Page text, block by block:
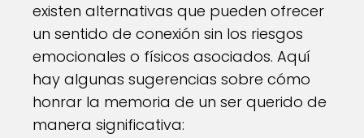
existen alternativas que pueden ofrecer
un sentido de conexión sin los riesgos
emocionales o físicos asociados. Aquí
hay algunas sugerencias sobre cómo
honrar la memoria de un ser querido de
manera significativa: